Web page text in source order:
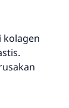
kolagen